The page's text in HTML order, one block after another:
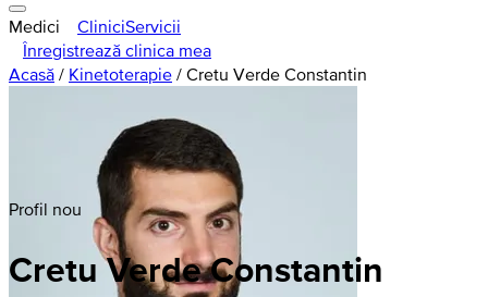
Medici CliniciServicii
Înregistrează clinica mea
Acasă / Kinetoterapie / Cretu Verde Constantin
Profil nou
Cretu Verde Constantin